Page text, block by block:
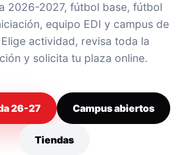
2026-2027, fútbol base, fútbol
equipo EDI y campus de
actividad, revisa toda la
y solicita tu plaza online.
26-27 Campus abiertos
Tiendas